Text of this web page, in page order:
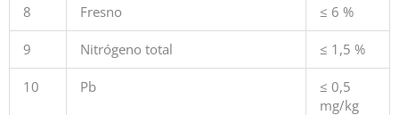
8 Fresno ≤ 6 %
9 Nitrógeno total ≤ 1,5 %
10 Pb
≤ 0,5
mg/kg